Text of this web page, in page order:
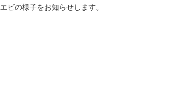
ビの様子をお知らせします。